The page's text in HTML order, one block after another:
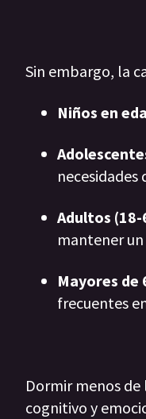
Sin embargo, la
Niños en
necesidades
Adultos (18-
mantener
Mayores de
frecuentes
Dormir menos
cognitivo y